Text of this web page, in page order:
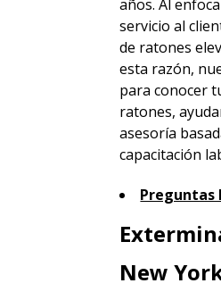
años. Al
servicio al
de ratones
esta razón,
para conocer
ratones,
asesoría
capacitación
Preguntas
New